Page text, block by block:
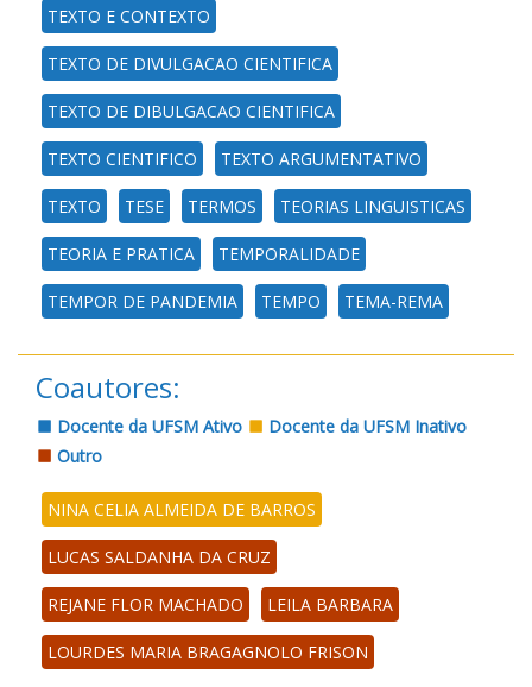
TEXTO E CONTEXTO
TEXTO DE DIVULGACAO CIENTIFICA
TEXTO DE DIBULGACAO CIENTIFICA
TEXTO CIENTIFICO TEXTO ARGUMENTATIVO
TEXTO TESE TERMOS TEORIAS LINGUISTICAS
TEORIA E PRATICA TEMPORALIDADE
TEMPOR DE PANDEMIA TEMPO TEMA-REMA
Coautores:
Docente da UFSM Ativo
Docente da UFSM Inativo
Outro
NINA CELIA ALMEIDA DE BARROS
LUCAS SALDANHA DA CRUZ
REJANE FLOR MACHADO LEILA BARBARA
LOURDES MARIA BRAGAGNOLO FRISON